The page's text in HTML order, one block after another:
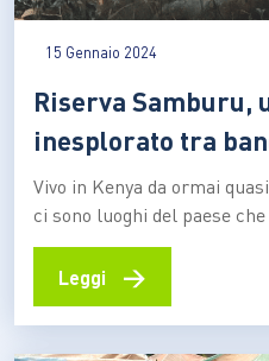
15 Gennaio 2024
Riserva Samburu,
inesplorato tra
incontaminata e
Vivo in Kenya da ormai
ci sono luoghi del paese
tutto inesplorati.
Riserva Samburu che si
Leggi →